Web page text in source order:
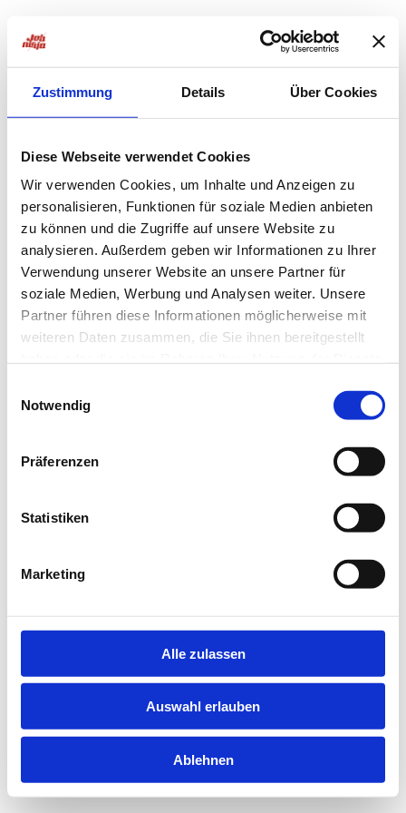
Zustimmung Details Über Cookies
Diese Webseite verwendet Cookies
Wir verwenden Cookies, um Inhalte und Anzeigen zu
personalisieren, Funktionen für soziale Medien anbieten
zu können und die Zugriffe auf unsere Website zu
analysieren. Außerdem geben wir Informationen zu Ihrer
Verwendung unserer Website an unsere Partner für
soziale Medien, Werbung und Analysen weiter. Unsere
Partner führen diese Informationen möglicherweise mit
weiteren Daten zusammen, die Sie ihnen bereitgestellt
Notwendig
Präferenzen
Statistiken
Marketing
Alle zulassen
Auswahl erlauben
Ablehnen
loadingjobninja.com
for more